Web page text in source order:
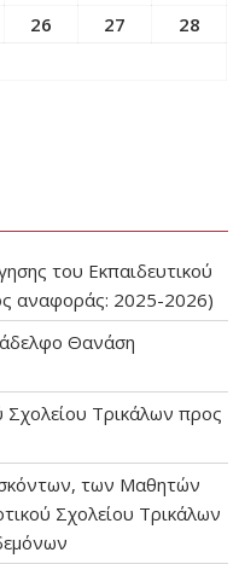
26 27
28
του Εκπαιδευτικού
αναφοράς: 2025-2026)
Θανάση
Σχολείου Τρικάλων προς
των Μαθητών
Σχολείου Τρικάλων